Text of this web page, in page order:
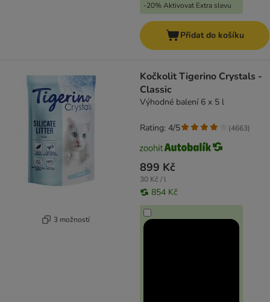
-20% Aktivovat Extra slevu
Přidat do košíku
3 možností
Kočkolit Tigerino Crystals -
Classic
Výhodné balení 6 x 5 l
899 Kč
30 Kč / l
854 Kč
Rating: 4/5 (4663)